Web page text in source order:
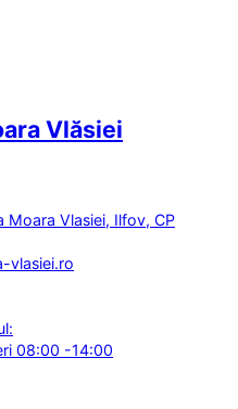
Vlăsiei
Moara Vlasiei, Ilfov, CP
vlasiei.ro
08:00 -14:00